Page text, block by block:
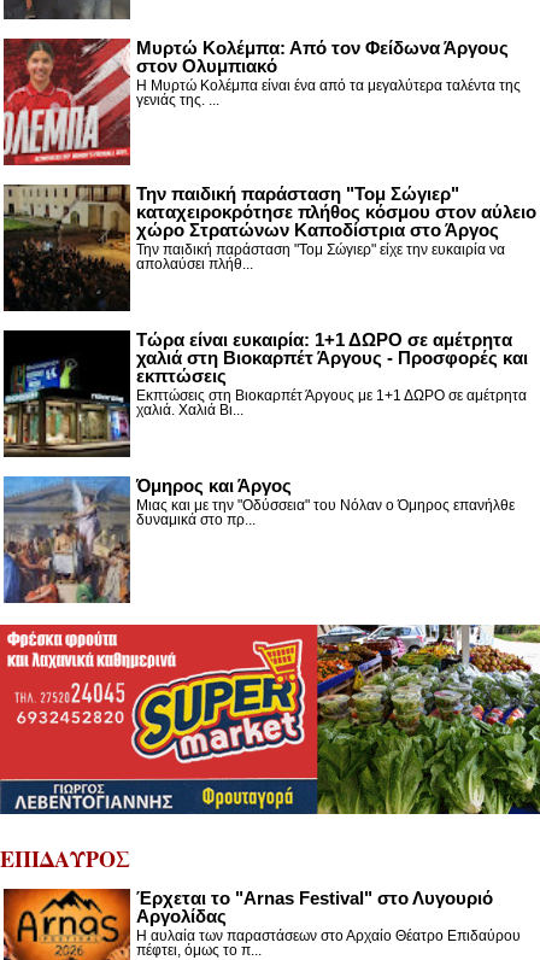
Μυρτώ Κολέμπα: Από τον Φείδωνα Άργους
στον Ολυμπιακό
Η Μυρτώ Κολέμπα είναι ένα από τα μεγαλύτερα ταλέντα της
γενιάς της. ...
Την παιδική παράσταση "Τομ Σώγιερ"
καταχειροκρότησε πλήθος κόσμου στον αύλειο
χώρο Στρατώνων Καποδίστρια στο Άργος
Την παιδική παράσταση "Τομ Σώγιερ" είχε την ευκαιρία να
απολαύσει πλήθ...
Τώρα είναι ευκαιρία: 1+1 ΔΩΡΟ σε αμέτρητα
χαλιά στη Βιοκαρπέτ Άργους - Προσφορές και
εκπτώσεις
Εκπτώσεις στη Βιοκαρπέτ Άργους με 1+1 ΔΩΡΟ σε αμέτρητα
χαλιά. Χαλιά Βι...
Όμηρος και Άργος
Μιας και με την "Οδύσσεια" του Νόλαν ο Όμηρος επανήλθε
δυναμικά στο πρ...
ΕΠΙΔΑΥΡΟΣ
Έρχεται το "Arnas Festival" στο Λυγουριό
Αργολίδας
Η αυλαία των παραστάσεων στο Αρχαίο Θέατρο Επιδαύρου
πέφτει, όμως το π...